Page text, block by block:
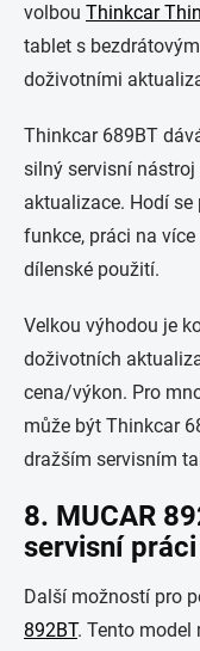
volbou Thinkcar
tablet s
doživotními
Thinkcar 689BT
silný servisní
aktualizace. Hodí
funkce, práci na
dílenské použití.
Velkou výhodou je
doživotních
cena/výkon. Pro
může být Thinkcar
dražším servisním
8. MUCAR
servisní práci
Další možností pro
892BT. Tento model